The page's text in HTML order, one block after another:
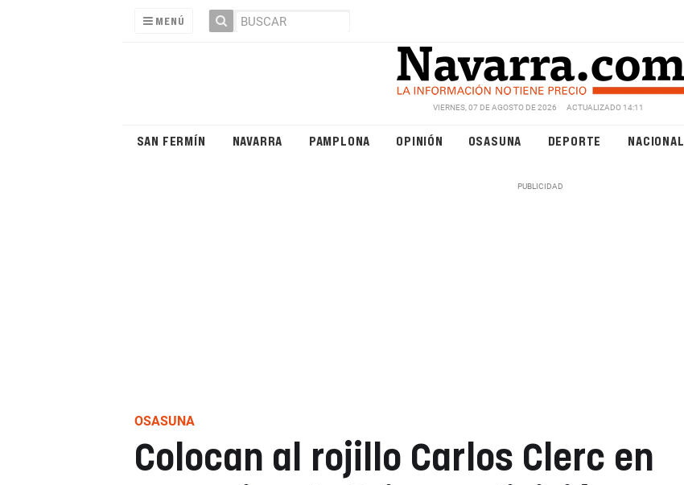
MENÚ
VIERNES, 07 DE AGOSTO DE 2026 ACTUALIZADO 14:11
SAN FERMÍN NAVARRA PAMPLONA OPINIÓN OSASUNA DEPORTE NACIONAL
OSASUNA
Colocan al rojillo Carlos Clerc en